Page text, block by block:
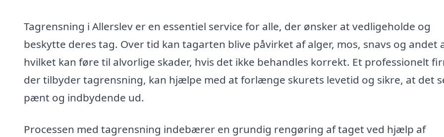
Tagrensning i Allerslev er en essentiel service for alle, der ønsker at vedligeholde og
beskytte deres tag. Over tid kan tagarten blive påvirket af alger, mos, snavs og andet
hvilket kan føre til alvorlige skader, hvis det ikke behandles korrekt. Et professionelt
der tilbyder tagrensning, kan hjælpe med at forlænge skurets levetid og sikre, at det
pænt og indbydende ud.
Processen med tagrensning indebærer en grundig rengøring af taget ved hjælp af